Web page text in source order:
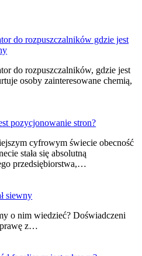
do rozpuszczalników gdzie jest
do rozpuszczalników, gdzie jest
osoby zainteresowane chemią,
pozycjonowanie stron?
cyfrowym świecie obecność
stała się absolutną
przedsiębiorstwa,…
siewny
o nim wiedzieć? Doświadczeni
z…